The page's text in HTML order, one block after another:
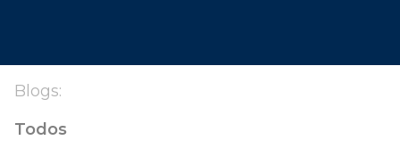
Blogs:
Todos